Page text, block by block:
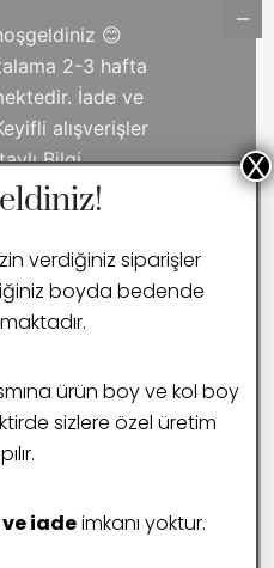
0
INDIA
verdiğiniz siparişler
boyda bedende
ürün boy ve kol boy
sizlere özel üretim
iadeimkanı yoktur.
X
😊
2-3 hafta
İade ve
alışverişler
Bilgi